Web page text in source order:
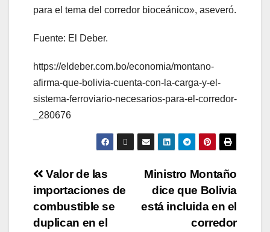
para el tema del corredor bioceánico», aseveró.
Fuente: El Deber.
https://eldeber.com.bo/economia/montano-
afirma-que-bolivia-cuenta-con-la-carga-y-el-
sistema-ferroviario-necesarios-para-el-corredor-
_280676
Ministro Montaño
dice que Bolivia
está incluida en el
corredor
Valor de las
importaciones de
combustible se
duplican en el